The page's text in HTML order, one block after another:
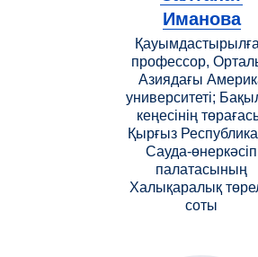
Иманова
профессор,
Азиядағы
университеті;
кеңесінің
Қырғыз
Сауда-өнеркәсіп
палатасының
Халықаралық
соты